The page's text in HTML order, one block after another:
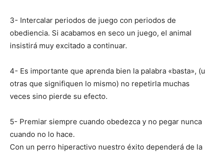
3- Intercalar periodos de juego con periodos de
obediencia. Si acabamos en seco un juego, el animal
insistirá muy excitado a continuar.
4- Es importante que aprenda bien la palabra «basta», (u
otras que signifiquen lo mismo) no repetirla muchas
veces sino pierde su efecto.
5- Premiar siempre cuando obedezca y no pegar nunca
cuando no lo hace.
Con un perro hiperactivo nuestro éxito dependerá de la